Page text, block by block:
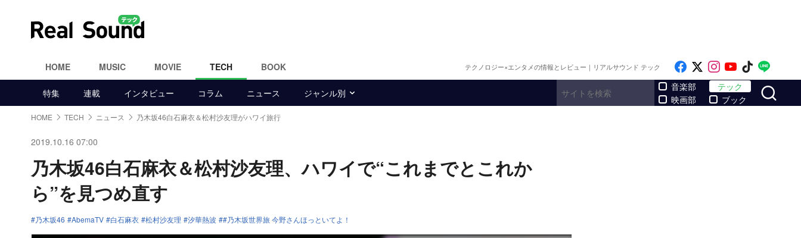
HOME MUSIC MOVIE TECH BOOK テクノロジー×エンタメの情報とレビュー｜リアルサウンド テック Like on Facebook
Follow on x
Follow on
Follow on
Follow
特集 連載 インタビュー コラム ニュース ジャンル別
音楽部
映画部
テック
ブック
HOME TECH ニュース 乃木坂46白石麻衣＆松村沙友理がハワイ旅行
2019.10.16 07:00
乃木坂46白石麻衣＆松村沙友理、ハワイで“これまでとこれか
ら”を見つめ直す
乃木坂46 AbemaTV 白石麻衣 松村沙友理 汐華熱波 #乃木坂世界旅 今野さんほっといてよ！